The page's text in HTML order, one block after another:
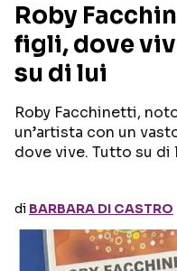
RECENSIONI
INTERVISTE
GOSSIP E CURIOSITÀ
Roby
figli, dove
su di lui
Roby Facchinetti,
un’artista con un
dove vive. Tutto su di
di BARBARA DI CASTRO